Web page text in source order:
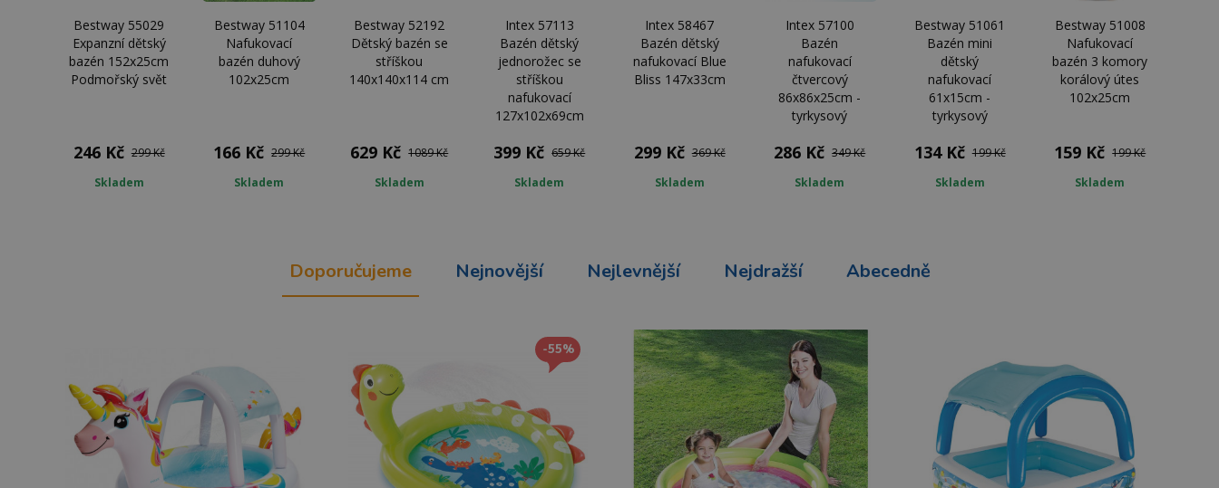
Bestway 55029
Expanzní dětský
bazén 152x25cm
Podmořský svět
246 Kč 299 Kč
Skladem
Bestway 51104
Nafukovací
bazén duhový
102x25cm
166 Kč 299 Kč
Skladem
Bestway 52192
Dětský bazén se
stříškou
140x140x114 cm
629 Kč 1089 Kč
Skladem
Intex 57113
Bazén dětský
jednorožec se
stříškou
nafukovací
127x102x69cm
399 Kč 659 Kč
Skladem
Intex 58467
Bazén dětský
nafukovací Blue
Bliss 147x33cm
299 Kč 369 Kč
Skladem
Intex 57100
Bazén
nafukovací
čtvercový
86x86x25cm -
tyrkysový
286 Kč 349 Kč
Skladem
Bestway 51061
Bazén mini
dětský
nafukovací
61x15cm -
tyrkysový
134 Kč 199 Kč
Skladem
Bestway 51008
Nafukovací
bazén 3 komory
korálový útes
102x25cm
159 Kč 199 Kč
Skladem
Doporučujeme Nejnovější Nejlevnější Nejdražší Abecedně
-55%